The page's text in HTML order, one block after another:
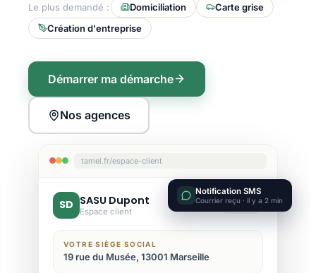
Le plus demandé : Domiciliation
Carte grise
Création d'entreprise
Démarrer ma démarche
Nos agences
tamel.fr/espace-client
SD SASU Dupont
Espace client
Active
VOTRE SIÈGE SOCIAL
19 rue du Musée, 13001 Marseille
Notification SMS
Courrier reçu · il y a 2 min